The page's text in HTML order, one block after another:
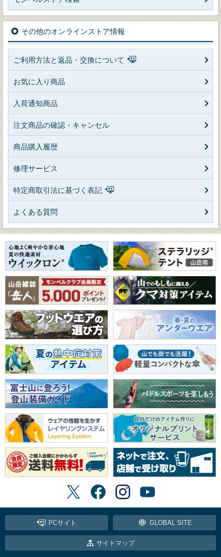
その他のオンラインストア情報
ご利用方法と返品・交換について
お気に入り商品
入荷通知商品
注文商品の確認・キャンセル
商品購入履歴
修理サービス
特定商取引法に基づく表記
よくある質問
PCサイト GLOBAL SITE
サイトマップ